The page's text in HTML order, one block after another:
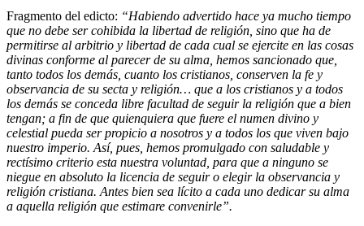
Fragmento del edicto: “Habiendo advertido hace ya mucho tiempo
que no debe ser cohibida la libertad de religión, sino que ha de
permitirse al arbitrio y libertad de cada cual se ejercite en las cosas
divinas conforme al parecer de su alma, hemos sancionado que,
tanto todos los demás, cuanto los cristianos, conserven la fe y
observancia de su secta y religión… que a los cristianos y a todos
los demás se conceda libre facultad de seguir la religión que a bien
tengan; a fin de que quienquiera que fuere el numen divino y
celestial pueda ser propicio a nosotros y a todos los que viven bajo
nuestro imperio. Así, pues, hemos promulgado con saludable y
rectísimo criterio esta nuestra voluntad, para que a ninguno se
niegue en absoluto la licencia de seguir o elegir la observancia y
religión cristiana. Antes bien sea lícito a cada uno dedicar su alma
a aquella religión que estimare convenirle”.